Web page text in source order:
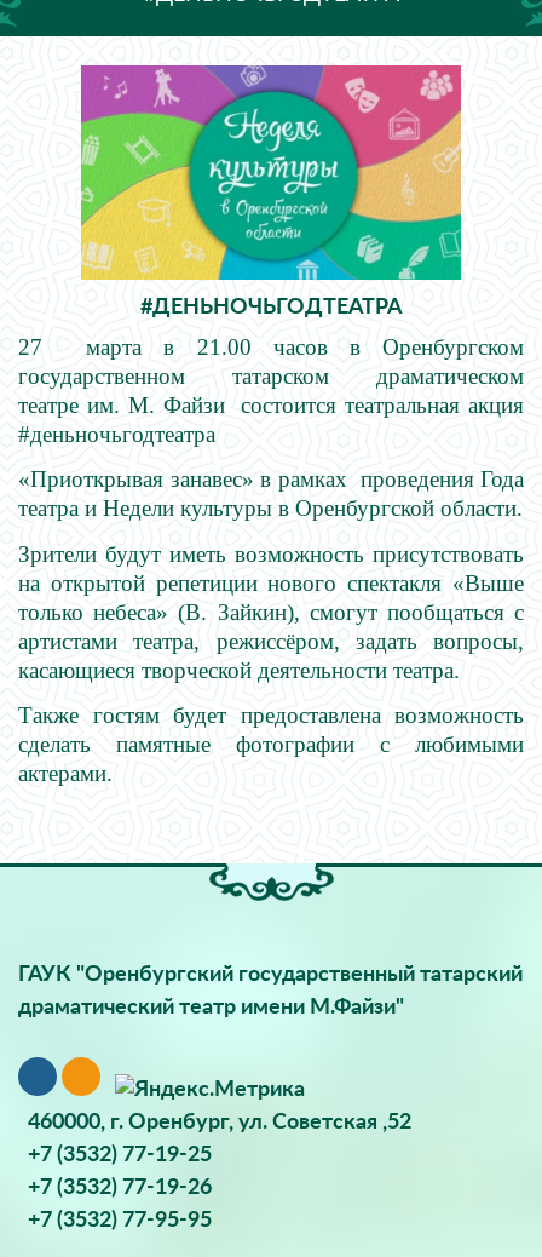
#ДЕНЬНОЧЬГОДТЕАТРА
27 марта в 21.00 часов в Оренбургском
государственном татарском драматическом
театре им. М. Файзи состоится театральная акция
#деньночьгодтеатра
«Приоткрывая занавес» в рамках проведения Года
театра и Недели культуры в Оренбургской области.
Зрители будут иметь возможность присутствовать
на открытой репетиции нового спектакля «Выше
только небеса» (В. Зайкин), смогут пообщаться с
артистами театра, режиссёром, задать вопросы,
касающиеся творческой деятельности театра.
Также гостям будет предоставлена возможность
сделать памятные фотографии с любимыми
актерами.
ГАУК "Оренбургский государственный татарский
драматический театр имени М.Файзи"
460000, г. Оренбург, ул. Советская ,52
+7 (3532) 77-19-25
+7 (3532) 77-19-26
+7 (3532) 77-95-95